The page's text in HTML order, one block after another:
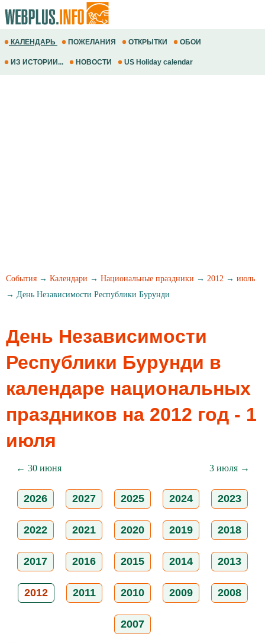
КАЛЕНДАРЬ ПОЖЕЛАНИЯ ОТКРЫТКИ ОБОИ
ИЗ ИСТОРИИ... НОВОСТИ US Holiday calendar
События → Календари → Национальные праздники → 2012 → июль
→ День Независимости Республики Бурунди
День Независимости
Республики Бурунди в
календаре национальных
праздников на 2012 год - 1
июля
← 30 июня 3 июля →
2026 2027 2025 2024 2023
2022 2021 2020 2019 2018
2017 2016 2015 2014 2013
2012 2011 2010 2009 2008
2007